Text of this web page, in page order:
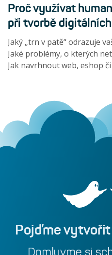
Proč využívat
při tvorbě
Jaký „trn v patě“ odrazuje
Jaké problémy, o kterých
Jak navrhnout web, eshop
kreativců Modrého ducha.
Pojďmevytvořit
Domluvme si